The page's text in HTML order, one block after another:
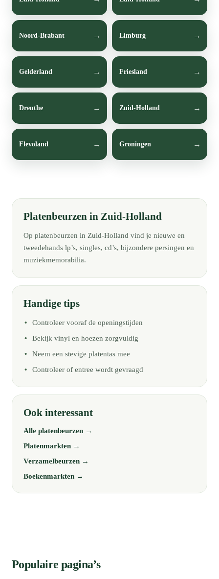
Noord-Brabant Limburg
Gelderland Friesland
Drenthe Zuid-Holland
Flevoland Groningen
Platenbeurzen in Zuid-Holland
Op platenbeurzen in Zuid-Holland vind je nieuwe en
tweedehands lp’s, singles, cd’s, bijzondere persingen en
muziekmemorabilia.
Handige tips
Controleer vooraf de openingstijden
Bekijk vinyl en hoezen zorgvuldig
Neem een stevige platentas mee
Controleer of entree wordt gevraagd
Ook interessant
Alle platenbeurzen →
Platenmarkten →
Verzamelbeurzen →
Boekenmarkten →
Populaire pagina’s